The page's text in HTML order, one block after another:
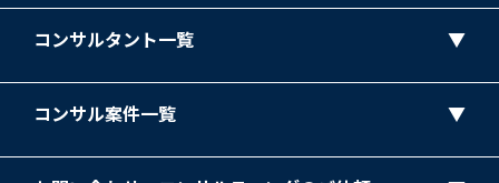
コンサルタント一覧
コンサル案件一覧